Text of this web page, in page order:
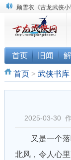
顾雪衣《古龙武侠
“武侠书库”查缺补
《古龙小说原貌探究
首页 旧闻
首页> 武侠书库
2025-03-30
又是一个落
北风，令人心